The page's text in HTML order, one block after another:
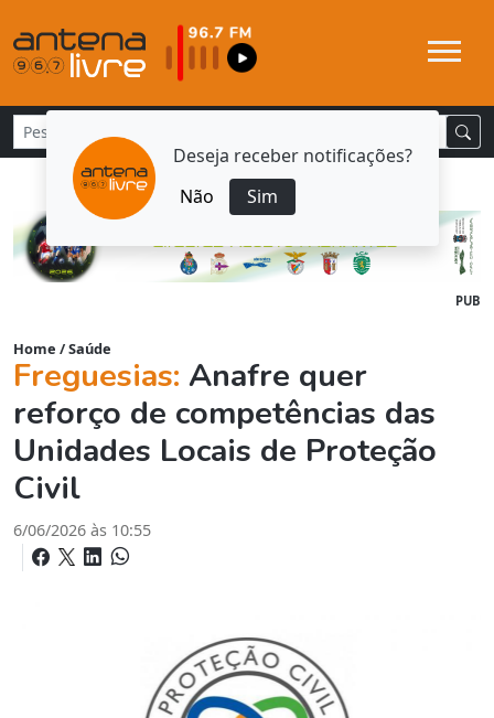
Deseja receber notificações?
Não
Sim
PUB
Home /Saúde
Freguesias: Anafre quer
reforço de competências das
Unidades Locais de Proteção
Civil
6/06/2026 às 10:55